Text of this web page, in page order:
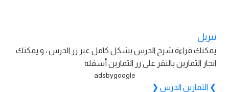
تنزيل
يمكنك قراءة شرح الدرس بشكل كامل عبر زر الدرس ، و يمكنك
انجاز التمارين بالنقر على زر التمارين أسفله
adsbygoogle
❯ التمارينالدرس ❮